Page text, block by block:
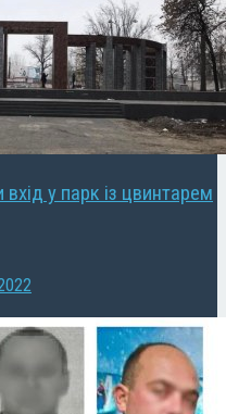
вхід у парк із цвинтарем